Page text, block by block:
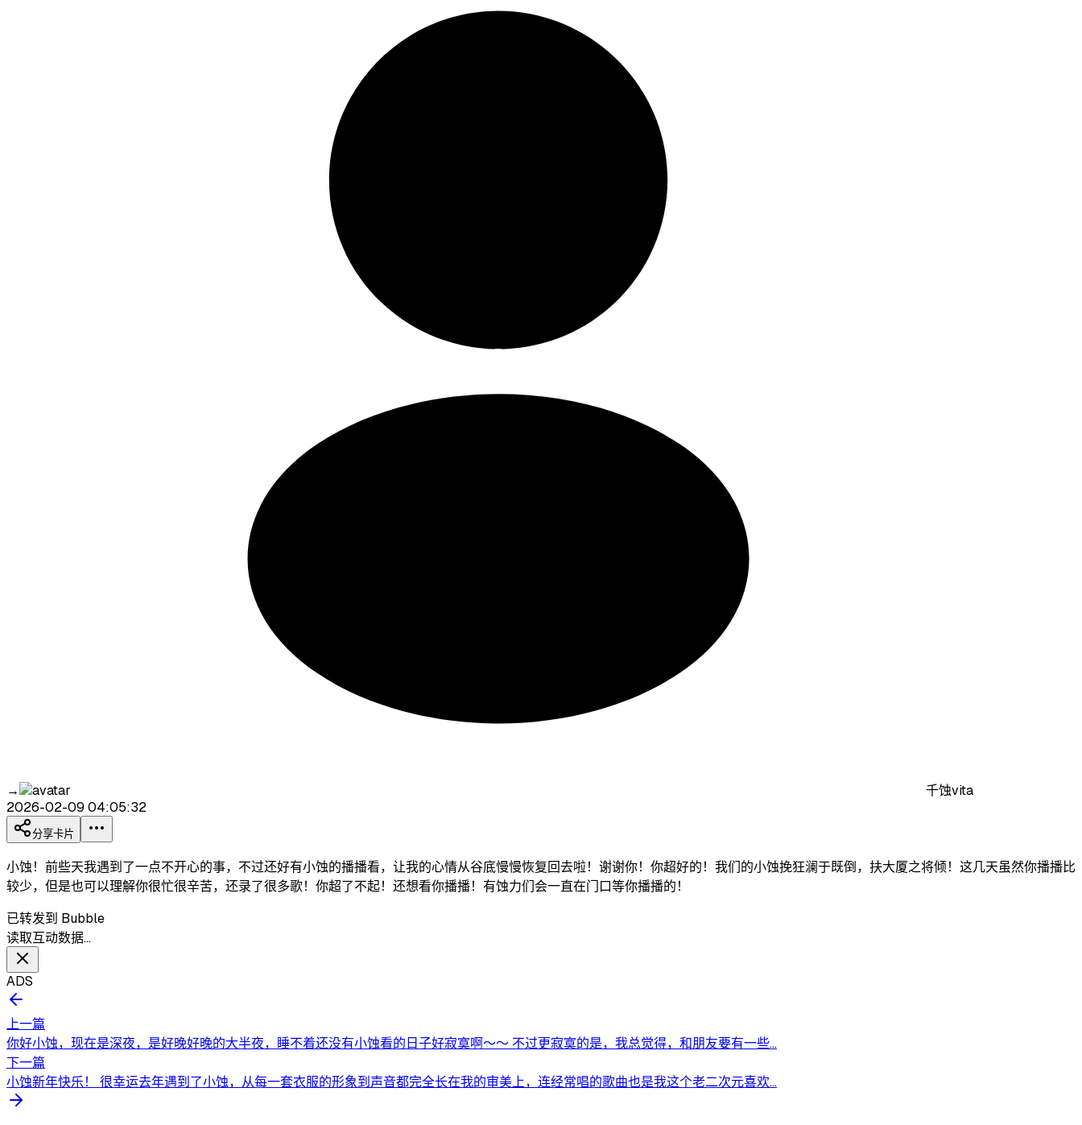
→
千蚀vita
2026-02-09 04:05:32
分享卡片
小蚀！前些天我遇到了一点不开心的事，不过还好有小蚀的播播看，让我的心情从谷底慢慢恢复回去啦！谢谢你！你超好的！我们的小蚀挽狂澜于既倒，扶大厦之将倾！这几天虽然你播播比
较少，但是也可以理解你很忙很辛苦，还录了很多歌！你超了不起！还想看你播播！有蚀力们会一直在门口等你播播的！
已转发到 Bubble
读取互动数据…
ADS
上一篇
你好小蚀，现在是深夜，是好晚好晚的大半夜，睡不着还没有小蚀看的日子好寂寞啊～～ 不过更寂寞的是，我总觉得，和朋友要有一些...
下一篇
小蚀新年快乐！ 很幸运去年遇到了小蚀，从每一套衣服的形象到声音都完全长在我的审美上，连经常唱的歌曲也是我这个老二次元喜欢...